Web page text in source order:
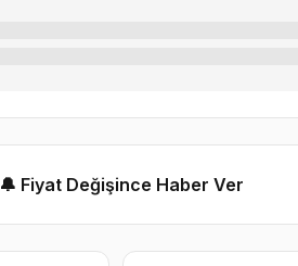
🔔 Fiyat Değişince Haber Ver